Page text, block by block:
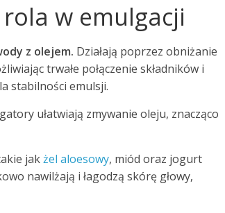
w emulgacji
z olejem. Działają poprzez obniżanie
trwałe połączenie składników i
stabilności emulsji.
ułatwiają zmywanie oleju, znacząco
jakżel aloesowy, miód oraz jogurt
nawilżają i łagodzą skórę głowy,